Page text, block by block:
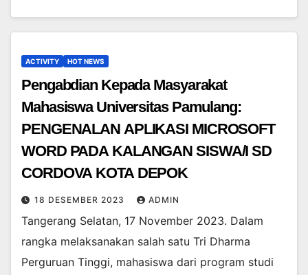
ACTIVITY HOT NEWS
Pengabdian Kepada Masyarakat
Mahasiswa Universitas Pamulang:
PENGENALAN APLIKASI MICROSOFT
WORD PADA KALANGAN SISWA/I SD
CORDOVA KOTA DEPOK
18 DESEMBER 2023 ADMIN
Tangerang Selatan, 17 November 2023. Dalam
rangka melaksanakan salah satu Tri Dharma
Perguruan Tinggi, mahasiswa dari program studi